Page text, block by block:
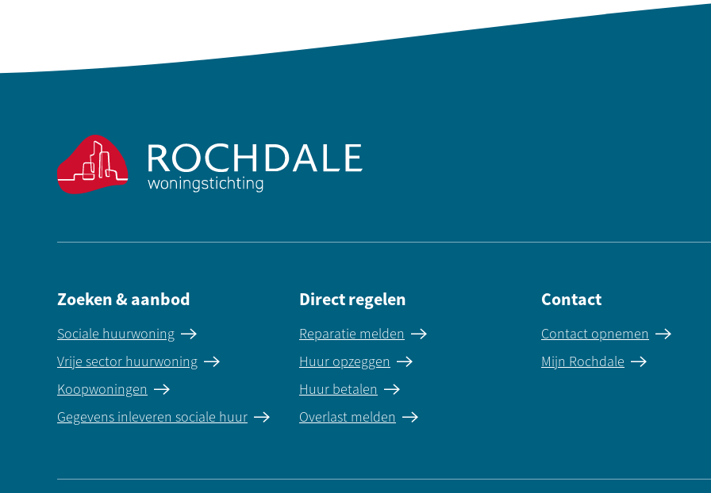
Zoeken & aanbod
Sociale huurwoning
Vrije sector huurwoning
Koopwoningen
Gegevens inleveren sociale huur
Direct regelen
Reparatie melden
Huur opzeggen
Huur betalen
Overlast melden
Contact
Contact opnemen
Mijn Rochdale